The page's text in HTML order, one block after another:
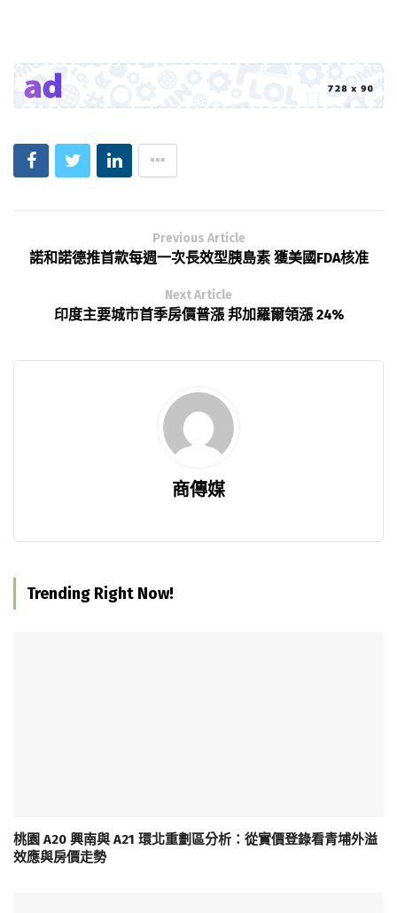
Previous Article
諾和諾德推首款每週一次長效型胰島素 獲美國FDA核准
Next Article
印度主要城市首季房價普漲 邦加羅爾領漲 24%
商傳媒
Trending Right Now!
桃園 A20 興南與 A21 環北重劃區分析：從實價登錄看青埔外溢
效應與房價走勢